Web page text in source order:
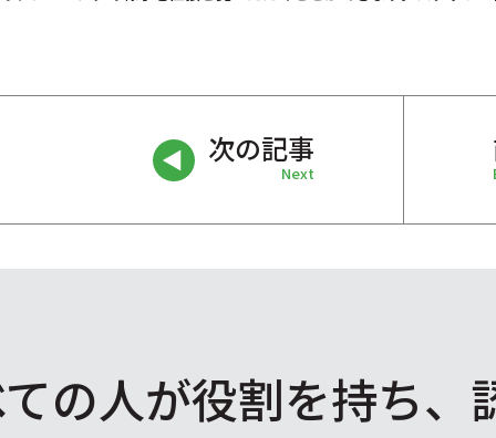
次の記事
Next
の人が役割を持ち、